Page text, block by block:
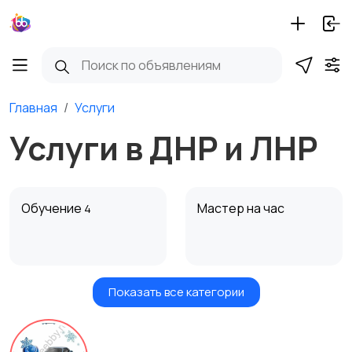
Главная Услуги
Услуги в ДНР и ЛНР
Обучение 4 Мастер на час
Красота и здоровье1
Транспорт,
Показать все категории